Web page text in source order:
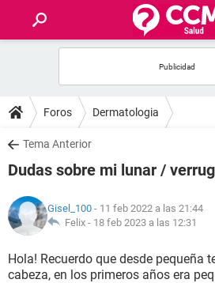
FOROS
SALUD
NUTRICIÓN
BIENESTAR
Foros Dermatologia
Tema Anterior
Dudas sobre mi lunar /
Gisel_100 - 11 feb 2022 a las 21:44
Felix - 18 feb 2023 a las 12:31
Hola! Recuerdo que desde pequeña
cabeza, en los primeros años era